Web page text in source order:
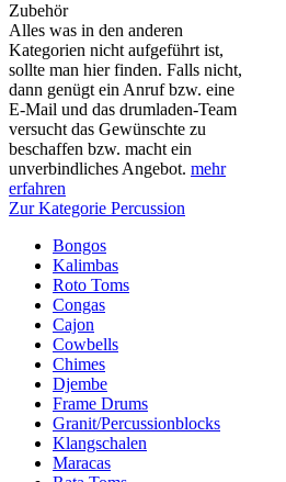
Zubehör
Alles was in den anderen
Kategorien nicht aufgeführt ist,
sollte man hier finden. Falls nicht,
dann genügt ein Anruf bzw. eine
E-Mail und das drumladen-Team
versucht das Gewünschte zu
beschaffen bzw. macht ein
unverbindliches Angebot. mehr
erfahren
Zur Kategorie Percussion
Bongos
Kalimbas
Roto Toms
Congas
Cajon
Cowbells
Chimes
Djembe
Frame Drums
Granit/Percussionblocks
Klangschalen
Maracas